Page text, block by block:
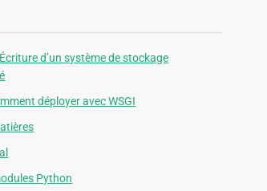
Écriture d’un système de stockage
déployer avec WSGI
Python